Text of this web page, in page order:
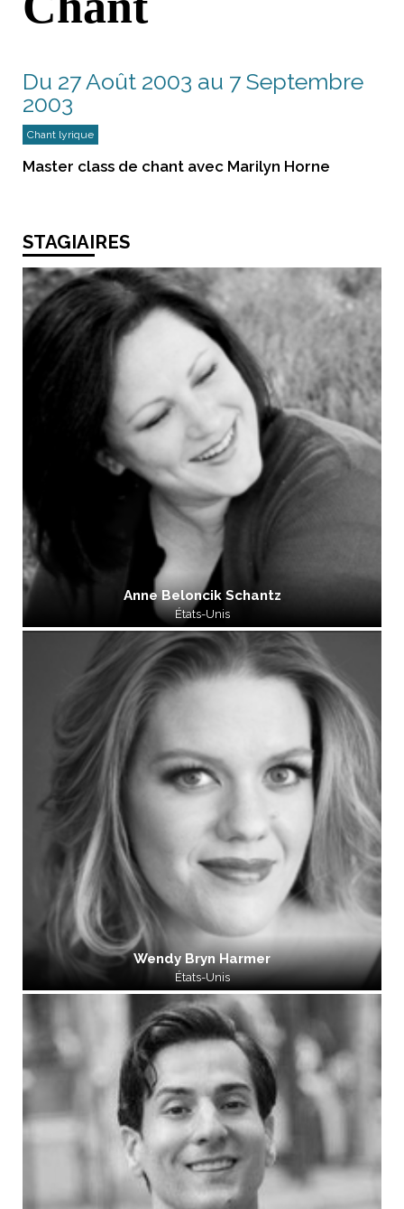
Du 27 Août 2003 au 7 Septembre
2003
Chant lyrique
Master class de chant avec Marilyn Horne
STAGIAIRES
Anne Beloncik Schantz
États-Unis
Wendy Bryn Harmer
États-Unis